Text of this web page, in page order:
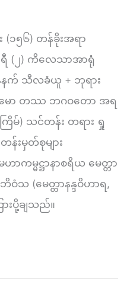
၁၅၆) တန်ခိုးအရာ
(၂) ကိလေသာအာရုံ
နံနက် သီလခံယူ + ဘုရား
မော တဿ ဘဂဝတော အရ
ြိမ်) သင်တန်း တရား ရှု
န်းမှတ်စုများ
ာကမ္မဋ္ဌာနာစရိယ မေတ္တာ
သ (မေတ္တာနန္ဒဝိဟာရ,
ားပို့ချသည်။